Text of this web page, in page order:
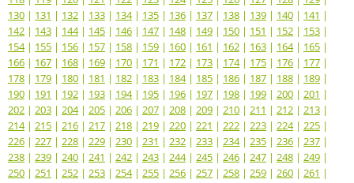
130 | 131 | 132 | 133 | 134| 135 | 136 | 137 | 138 | 139 | 140 | 141 |
142 | 143 | 144| 145 | 146 | 147 | 148 | 149 | 150 | 151 | 152 | 153 |
154| 155 | 156 | 157 | 158 | 159 | 160 | 161 | 162 | 163 | 164| 165 |
166 | 167 | 168 | 169 | 170 | 171 | 172 | 173 | 174| 175 | 176 | 177 |
178 | 179 | 180 | 181 | 182 | 183 | 184| 185 | 186 | 187 | 188 | 189 |
190 | 191 | 192 | 193 | 194| 195 | 196 | 197 | 198 | 199 | 200 | 201 |
202 | 203 | 204| 205 | 206 | 207 | 208 | 209 | 210 | 211 | 212 | 213 |
214| 215 | 216 | 217 | 218 | 219 | 220 | 221 | 222 | 223 | 224| 225 |
226 | 227 | 228 | 229 | 230 | 231 | 232 | 233 | 234| 235 | 236 | 237 |
238 | 239 | 240 | 241 | 242 | 243 | 244| 245 | 246 | 247 | 248 | 249 |
250 | 251 | 252 | 253 | 254| 255 | 256 | 257 | 258 | 259 | 260 | 261 |